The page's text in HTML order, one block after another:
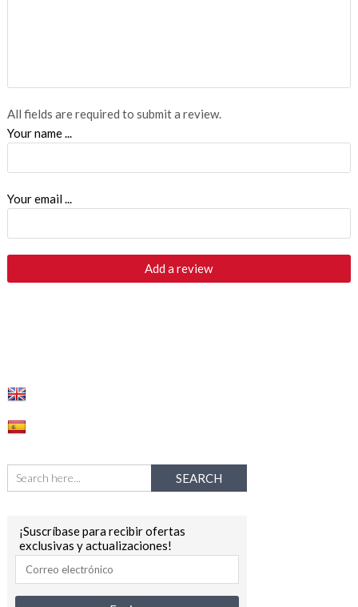
All fields are required to submit a review.
Your name ...
Your email ...
¡Suscríbase para recibir ofertas
exclusivas y actualizaciones!